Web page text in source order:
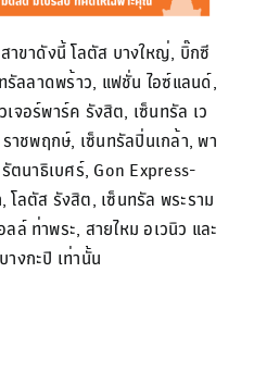
าขาดังนี้ โลตัส บางใหญ่, บิ๊กซี
รัลลาดพร้าว, แฟชั่น ไอซ์แลนด์,
จอร์พาร์ค รังสิต, เซ็นทรัล เว
าชพฤกษ์, เซ็นทรัลปิ่นเกล้า, พา
ตนาธิเบศร์, Gon Express-
ลตัส รังสิต, เซ็นทรัล พระราม
ล์ ท่าพระ, สายไหม อเวนิว และ
งกะปิ เท่านั้น